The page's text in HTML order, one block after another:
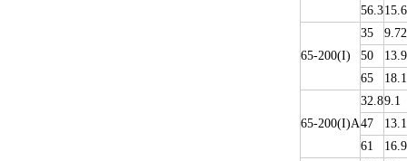
56.315.6
65-200(I)
35
9.72
50
13.9
65
18.1
65-200(I)A
32.89.1
47
13.1
61
16.9